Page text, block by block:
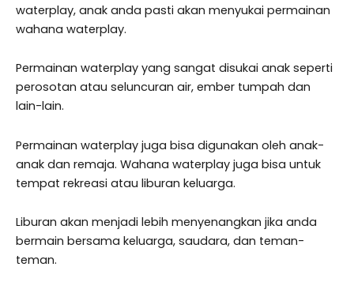
waterplay, anak anda pasti akan menyukai permainan
wahana waterplay.
Permainan waterplay yang sangat disukai anak seperti
perosotan atau seluncuran air, ember tumpah dan
lain-lain.
Permainan waterplay juga bisa digunakan oleh anak-
anak dan remaja. Wahana waterplay juga bisa untuk
tempat rekreasi atau liburan keluarga.
Liburan akan menjadi lebih menyenangkan jika anda
bermain bersama keluarga, saudara, dan teman-
teman.